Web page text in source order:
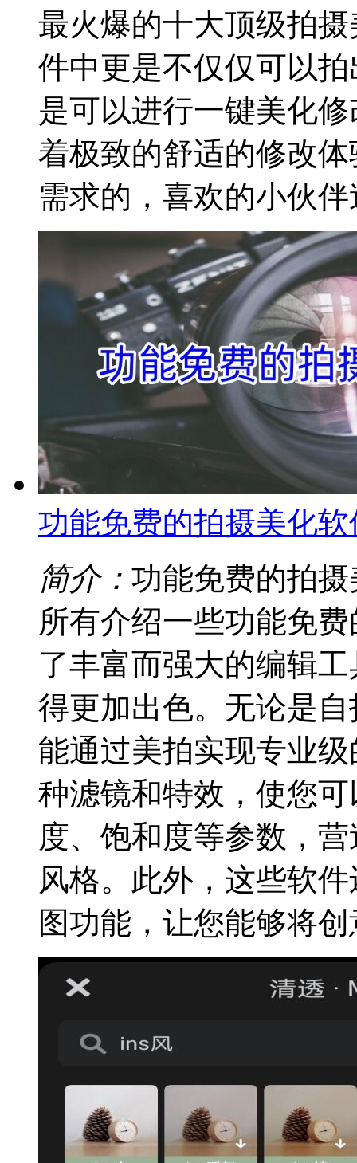
最火爆的十大顶级拍
件中更是不仅仅可以
是可以进行一键美化
着极致的舒适的修改
需求的，喜欢的小伙
功能免费的拍摄美化软
简介： 功能免费的拍
所有介绍一些功能免
了丰富而强大的编辑
得更加出色。无论是
能通过美拍实现专业
种滤镜和特效，使您
度、饱和度等参数，
风格。此外，这些软
图功能，让您能够将